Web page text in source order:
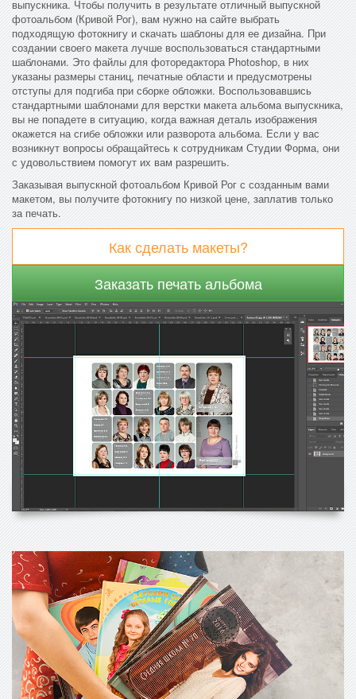
выпускника. Чтобы получить в результате отличный выпускной
фотоальбом (Кривой Рог), вам нужно на сайте выбрать
подходящую фотокнигу и скачать шаблоны для ее дизайна. При
создании своего макета лучше воспользоваться стандартными
шаблонами. Это файлы для фоторедактора Photoshop, в них
указаны размеры станиц, печатные области и предусмотрены
отступы для подгиба при сборке обложки. Воспользовавшись
стандартными шаблонами для верстки макета альбома выпускника,
вы не попадете в ситуацию, когда важная деталь изображения
окажется на сгибе обложки или разворота альбома. Если у вас
возникнут вопросы обращайтесь к сотрудникам Студии Форма, они
с удовольствием помогут их вам разрешить.
Заказывая выпускной фотоальбом Кривой Рог с созданным вами
макетом, вы получите фотокнигу по низкой цене, заплатив только
за печать.
Как сделать макеты?
Заказать печать альбома